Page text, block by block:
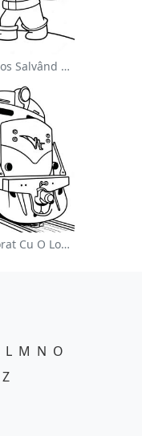
Pompier Curajos Salvând O Pisică - Pagina De Colorat
Pagini De Colorat Cu O Locomotivă Colorată
L M N O
Z